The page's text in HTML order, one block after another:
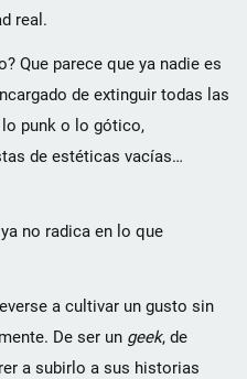
real.
Que parece que ya nadie es
de extinguir todas las
punk o lo gótico,
de estéticas vacías…
no radica en lo que
a cultivar un gusto sin
De ser un geek, de
a subirlo a sus historias